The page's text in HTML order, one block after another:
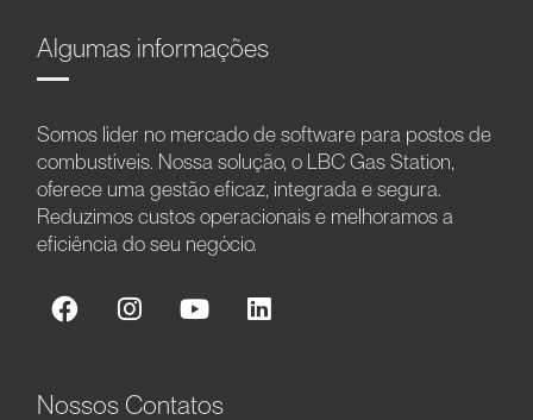
Algumas informações
Somos líder no mercado de software para postos de
combustíveis. Nossa solução, o LBC Gas Station,
oferece uma gestão eficaz, integrada e segura.
Reduzimos custos operacionais e melhoramos a
eficiência do seu negócio.
Nossos Contatos